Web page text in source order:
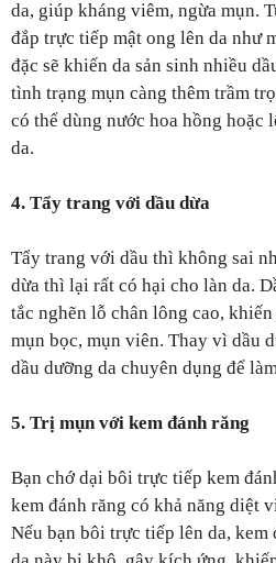
da, giúp kháng viêm, ngừa mụn.
đắp trực tiếp mật ong lên da như
đặc sẽ khiến da sản sinh nhiều
tình trạng mụn càng thêm trầm
có thể dùng nước hoa hồng hoặc
da.
4. Tẩy trang với dầu dừa
Tẩy trang với dầu thì không sai
dừa thì lại rất có hại cho làn da.
tắc nghẽn lỗ chân lông cao,
mụn bọc, mụn viên. Thay vì dầu
dầu dưỡng da chuyên dụng để
5. Trị mụn với kem đánh răng
Bạn chớ dại bôi trực tiếp kem
kem đánh răng có khả năng diệt
Nếu bạn bôi trực tiếp lên da, kem